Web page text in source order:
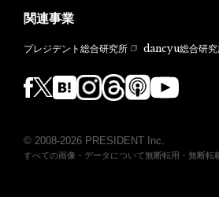
関連事業
プレジデント総合研究所 dancyu総合研究
© 2008-2026 PRESIDENT Inc.
すべての画像・データについて無断転用・無断転